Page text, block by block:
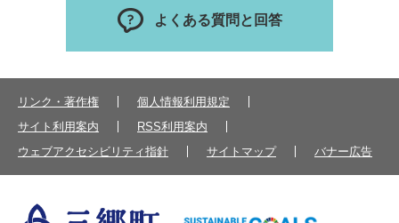
よくある質問と回答
リンク・著作権
個人情報利用規定
サイト利用案内
RSS利用案内
ウェブアクセシビリティ指針
サイトマップ バナー広告